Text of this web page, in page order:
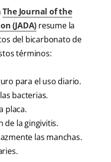
The Journal of the
(JADA) resume la
del bicarbonato de
términos:
para el uso diario.
bacterias.
placa.
de la gingivitis.
las manchas.